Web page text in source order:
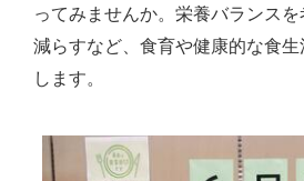
ってみませんか。栄養バランス
減らすなど、食育や健康的な食
します。